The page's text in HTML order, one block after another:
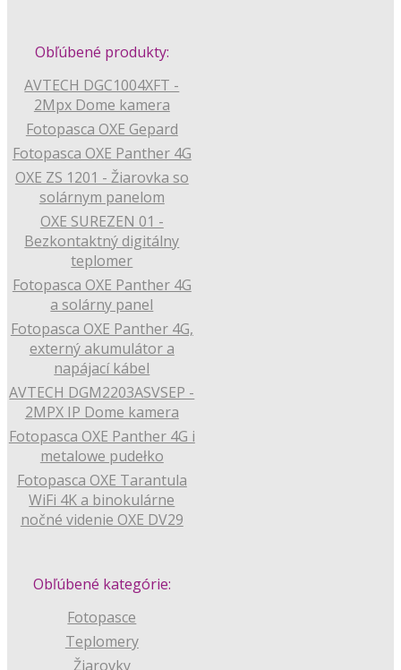
Obľúbené produkty:
AVTECH DGC1004XFT -
2Mpx Dome kamera
Fotopasca OXE Gepard
Fotopasca OXE Panther 4G
OXE ZS 1201 - Žiarovka so
solárnym panelom
OXE SUREZEN 01 -
Bezkontaktný digitálny
teplomer
Fotopasca OXE Panther 4G
a solárny panel
Fotopasca OXE Panther 4G,
externý akumulátor a
napájací kábel
AVTECH DGM2203ASVSEP -
2MPX IP Dome kamera
Fotopasca OXE Panther 4G i
metalowe pudełko
Fotopasca OXE Tarantula
WiFi 4K a binokulárne
nočné videnie OXE DV29
Obľúbené kategórie:
Fotopasce
Teplomery
Žiarovky